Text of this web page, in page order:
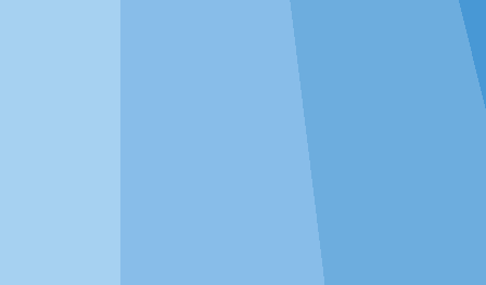
分析+绘图一体化，无需切换工
方差分析将自动绘制标有差异显著性字母的柱状图、相
关分析将自动绘制热力图、机器学习自动绘制ROC曲
线，这些统计图均可任意修改编辑，完全满足各类期刊